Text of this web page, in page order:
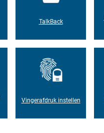
TalkBack
Vingerafdruk instellen